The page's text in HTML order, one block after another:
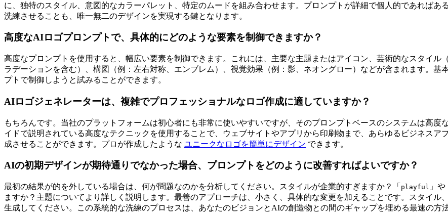
に、独特のスタイル、意図的なカラーパレット、特定のムードを組み合わせます。プロンプトが詳細で個人的であれば
洗練させることも、唯一無二のデザインを実現する鍵となります。
高度なAIロゴプロンプトで、具体的にどのような要素を制御できますか？
高度なプロンプトを使用すると、幅広い要素を制御できます。これには、主要な主題またはアイコン、芸術的なスタイ
ラデーションを含む）、構図（例：左右対称、エンブレム）、視覚効果（例：影、ネオングロー）などが含まれます。
プトで制御しようと試みることができます。
AIロゴジェネレーターは、複雑でプロフェッショナルなロゴ作成に適していますか？
もちろんです。当社のプラットフォームは初心者にも非常に使いやすいですが、そのプロンプトベースのシステムは高
イドで説明されている高度なテクニックを使用することで、ウェブサイトやアプリから印刷物まで、あらゆるビジネス
成させることができます。プロが作成したような ユニークなロゴを簡単にデザイン できます。
AIの初期デザインが期待通りでなかった場合、プロンプトをどのように改善すればよいですか？
最初の結果が的を外している場合は、何が問題なのかを分析してください。スタイルが企業的すぎますか？「 playful 」や
ますか？主題についてより詳しく説明します。最善のアプローチは、小さく、具体的な変更を加えることです。スタイ
生成してください。この系統的な洗練のプロセスは、あなたのビジョンとAIの創造物との間のギャップを埋める最速の方法